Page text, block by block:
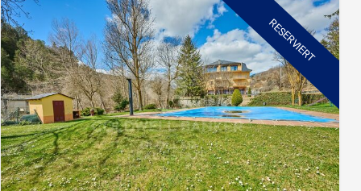
office proporciona funcionalidad y comodidad en el día a
día, con espacio suficiente para organizar y preparar las
comidas de manera práctica. El apartamento cuenta con
una habitación, un baño completo y un trastero, perfecto
para disponer de espacio adicional. La comunidad dispone
de una zona ajardinada que aporta un entorno natural y un
toque de tranquilidad al conjunto, ideal para disfrutar del
aire libre sin salir de casa. #ref:CBG2146
RESERVIERT